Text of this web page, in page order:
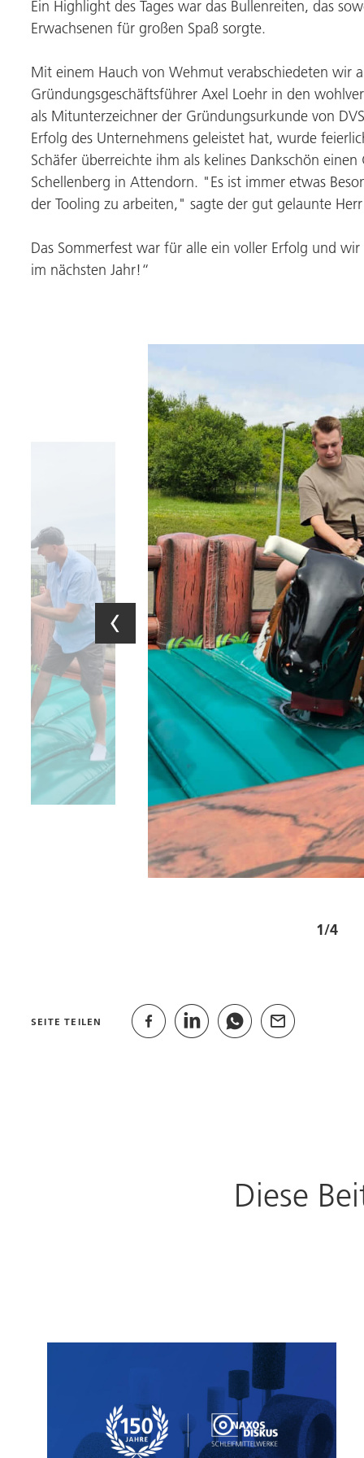
Ein Highlight des Tages war das Bullenreiten, das
Erwachsenen für großen Spaß sorgte.
Mit einem Hauch von Wehmut verabschiedeten wir
Gründungsgeschäftsführer Axel Loehr in den
als Mitunterzeichner der Gründungsurkunde von
Erfolg des Unternehmens geleistet hat, wurde
Schäfer überreichte ihm als kelines Dankschön
Schellenberg in Attendorn. "Es ist immer etwas
der Tooling zu arbeiten," sagte der gut gelaunte Herr
Das Sommerfest war für alle ein voller Erfolg und
im nächsten Jahr!“
1/4
SEITE TEILEN
Diese